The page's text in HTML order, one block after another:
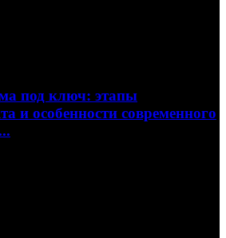
под ключ: этапы
и особенности современного